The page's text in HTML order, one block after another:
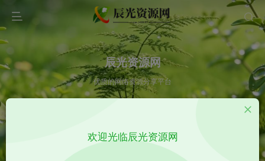
辰光资源网
优质的网络资源分享平台
欢迎光临辰光资源网